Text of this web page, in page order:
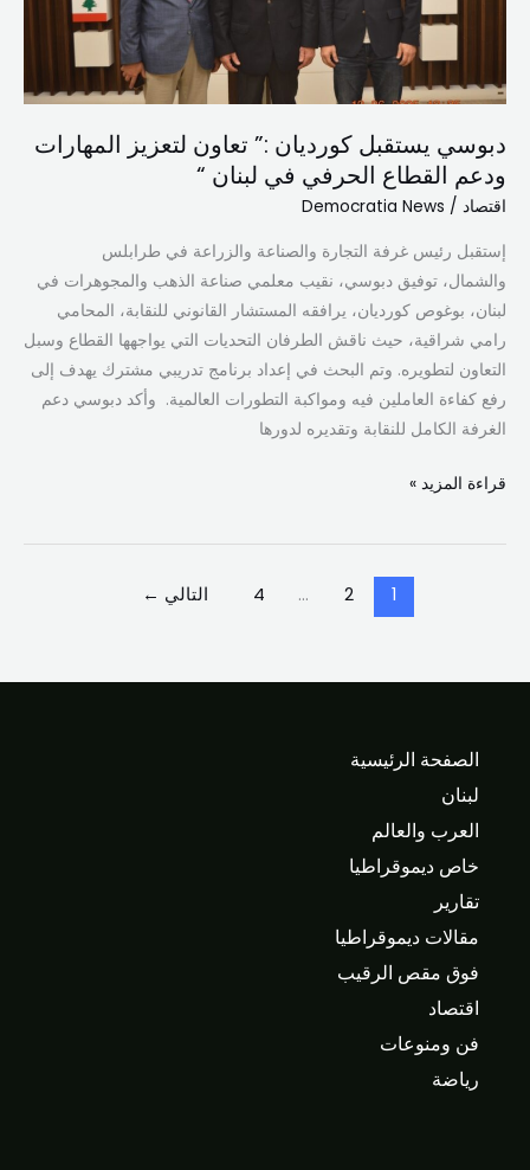
دبوسي يستقبل كورديان :” تعاون لتعزيز المهارات
ودعم القطاع الحرفي في لبنان “
اقتصاد /
Democratia News
إستقبل رئيس غرفة التجارة والصناعة والزراعة في طرابلس
والشمال، توفيق دبوسي، نقيب معلمي صناعة الذهب والمجوهرات في
لبنان، بوغوص كورديان، يرافقه المستشار القانوني للنقابة، المحامي
رامي شراقية، حيث ناقش الطرفان التحديات التي يواجهها القطاع وسبل
التعاون لتطويره. وتم البحث في إعداد برنامج تدريبي مشترك يهدف إلى
رفع كفاءة العاملين فيه ومواكبة التطورات العالمية. وأكد دبوسي دعم
الغرفة الكامل للنقابة وتقديره لدورها
الحرفي
في
“
قراءة المزيد »
1
2
…
4 التالي ←
الصفحة الرئيسية
لبنان
العرب والعالم
خاص ديموقراطيا
تقارير
مقالات ديموقراطيا
فوق مقص الرقيب
اقتصاد
فن ومنوعات
رياضة